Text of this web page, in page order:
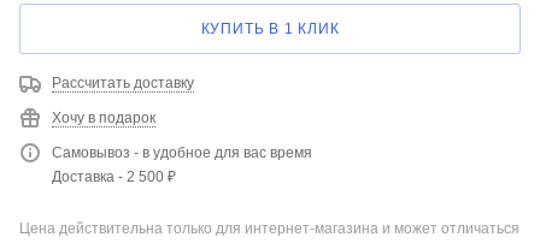
КУПИТЬ В 1 КЛИК
Рассчитать доставку
Хочу в подарок
Самовывоз - в удобное для вас время
Доставка - 2 500 ₽
Цена действительна только для интернет-магазина и может отличаться